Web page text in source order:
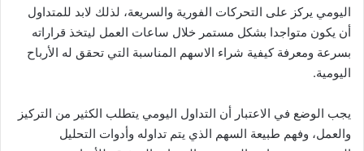
اليومي يركز على التحركات الفورية والسريعة، لذلك لابد للمتداول
أن يكون متواجدا بشكل مستمر خلال ساعات العمل ليتخذ قراراته
بسرعة ومعرفة كيفية شراء الاسهم المناسبة التي تحقق له الأرباح
اليومية.
يجب الوضع في الاعتبار أن التداول اليومي يتطلب الكثير من التركيز
والعمل، وفهم طبيعة السهم الذي يتم تداوله وأدوات التحليل